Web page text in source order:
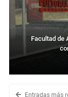
Facultad de
Entradas más